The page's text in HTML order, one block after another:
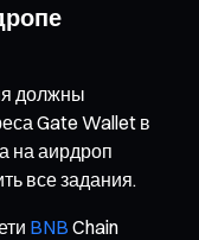
должны
Gate Wallet в
на аирдроп
все задания.
BNB Chain